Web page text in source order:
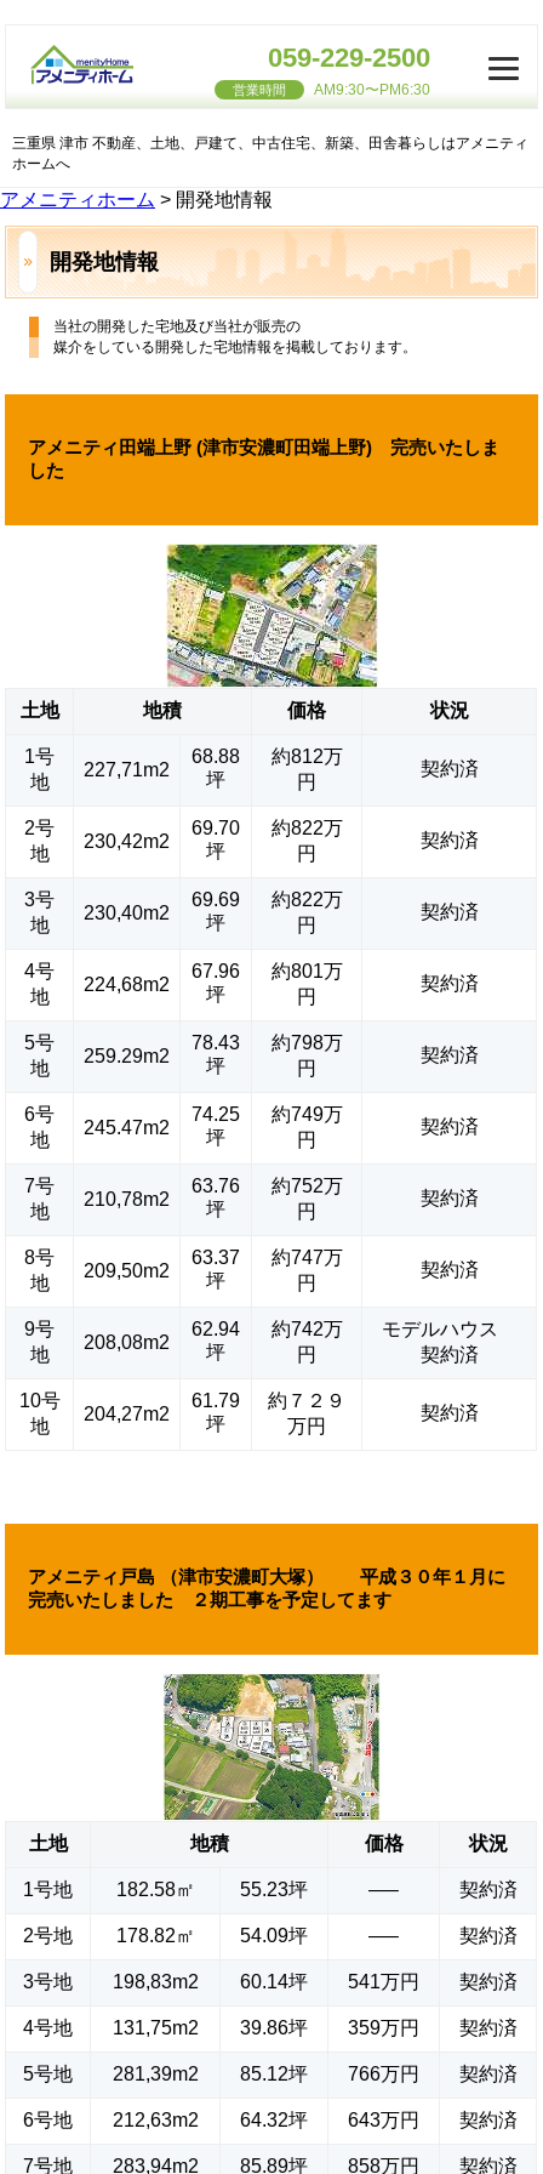
三重県 津市 不動産、土地、戸建て、中古住宅、新築、田舎暮らしはアメニティ
ホームへ
059-229-2500
営業時間 AM9:30〜PM6:30
アメニティホーム > 開発地情報
開発地情報
当社の開発した宅地及び当社が販売の
媒介をしている開発した宅地情報を掲載しております。
アメニティ田端上野 (津市安濃町田端上野) 完売いたしま
した
土地 地積 価格 状況
1号
地
227,71m2
68.88
坪
約812万
円
契約済
2号
地
230,42m2
69.70
坪
約822万
円
契約済
3号
地
230,40m2
69.69
坪
約822万
円
契約済
4号
地
224,68m2
67.96
坪
約801万
円
契約済
5号
地
259.29m2
78.43
坪
約798万
円
契約済
6号
地
245.47m2
74.25
坪
約749万
円
契約済
7号
地
210,78m2
63.76
坪
約752万
円
契約済
8号
地
209,50m2
63.37
坪
約747万
円
契約済
9号
地
208,08m2
62.94
坪
約742万
円
モデルハウス
契約済
10号
地
204,27m2
61.79
坪
約７２９
万円
契約済
アメニティ戸島 （津市安濃町大塚） 平成３０年１月に
完売いたしました ２期工事を予定してます
土地 地積 価格 状況
1号地 182.58㎡ 55.23坪 —– 契約済
2号地 178.82㎡ 54.09坪 —– 契約済
3号地 198,83m2 60.14坪 541万円 契約済
4号地 131,75m2 39.86坪 359万円 契約済
5号地 281,39m2 85.12坪 766万円 契約済
6号地 212,63m2 64.32坪 643万円 契約済
7号地 283,94m2 85.89坪 858万円 契約済